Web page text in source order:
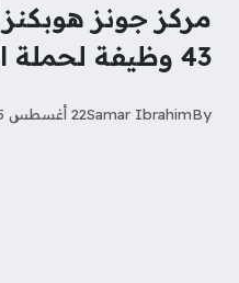
مركز جونز
43 وظيفة لحملة الدبلوم فأعلى
By
Samar Ibrahim22 أغسطس 2025 - 12:18ص